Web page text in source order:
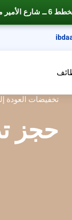
التقديم في